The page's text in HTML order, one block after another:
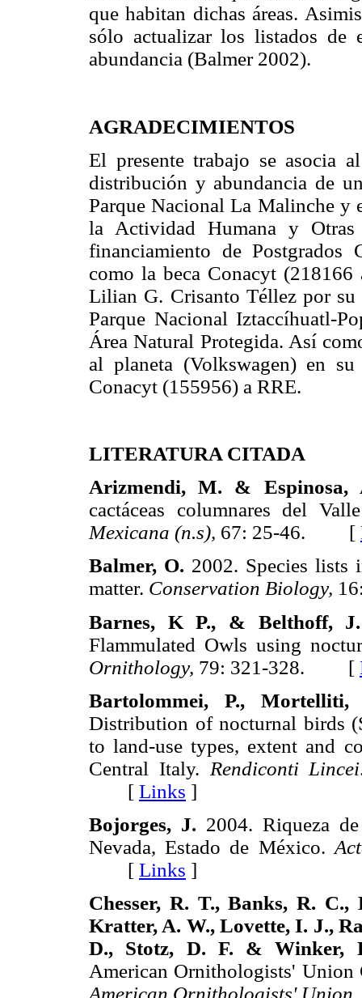
que habitan dichas áreas.
sólo actualizar los listados de
abundancia (Balmer 2002).
AGRADECIMIENTOS
El presente trabajo se asocia
distribución y abundancia de
Parque Nacional La Malinche y
la Actividad Humana y Otras
financiamiento de
como la beca Conacyt
Lilian G. Crisanto Téllez por su
Parque Nacional Iztaccíhuatl-
Área Natural Protegida. Así
al planeta (Volkswagen) en
Conacyt (155956) a RRE.
LITERATURA CITADA
Arizmendi, M. & Espinosa,
cactáceas columnares del
Mexicana (n.s), 67: 25-46. [
Balmer, O. 2002. Species lists
matter. Conservation Biology,
Barnes, K P., & Belthoff,
Flammulated Owls using
Ornithology, 79: 321-328. [
Bartolommei, P.,
Distribution of nocturnal birds
to land-use types, extent and
Central Italy. Rendiconti
[ Links ]
Bojorges, J. 2004. Riqueza
Nevada, Estado de México.
[ Links ]
Chesser, R. T., Banks, R.
Kratter, A. W., Lovette, I. J.,
D., Stotz, D. F. & Winker,
American Ornithologists'